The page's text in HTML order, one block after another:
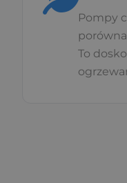
Pompy
To